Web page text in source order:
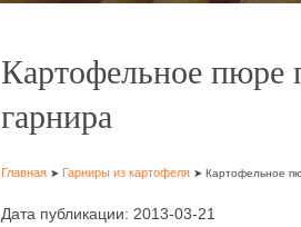
Картофельное пюре
гарнира
Главная ➤ Гарниры из картофеля ➤ Картофельное
Дата публикации: 2013-03-21